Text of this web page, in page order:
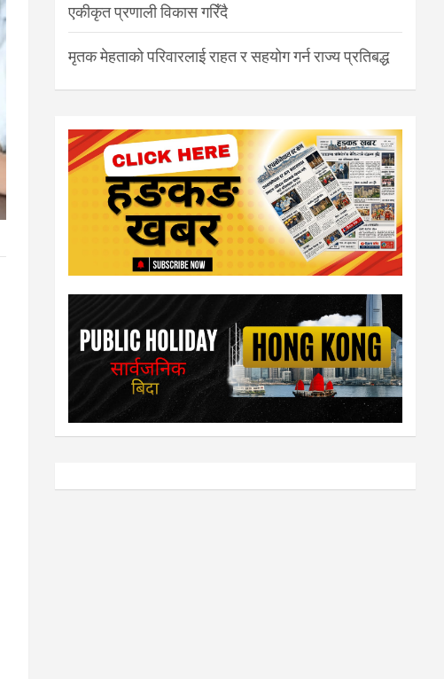
एकीकृत प्रणाली विकास गरिँदै
मृतक मेहताको परिवारलाई राहत र सहयोग गर्न राज्य प्रतिबद्ध